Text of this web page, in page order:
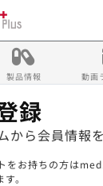
製品情報 動画
録
から会員情報
をお持ちの方は
。